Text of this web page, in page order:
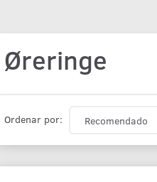
Øreringe
Ordenar por: